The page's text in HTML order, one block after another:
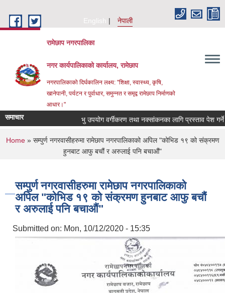
English
नेपाली
रामेछाप नगरपालिका
नगर कार्यपालिकाको कार्यालय, रामेछाप
नगरपालिकाको दिर्घकालिन लक्ष्य: "शिक्षा, स्वास्थ्य, कृषि,
खानेपानी, पर्यटन र पुर्वाधार, समुन्नत र समृद्व रामेछाप निर्माणको
आधार।"
समाचार भु उपयोग वर्गीकरण तथा नक्सांकनका लागि प्रस्ताव पेश गर्ने
You are here
Home» सम्पुर्ण नगरवासीहरुमा रामेछाप नगरपालिकाको अपिल "कोभिड १९ को संक्रमण
हुनबाट आफु बचौं र अरुलाई पनि बचाऔं"
सम्पुर्ण नगरवासीहरुमा रामेछाप नगरपालिकाको
अपिल "कोभिड १९ को संक्रमण हुनबाट आफु बचौं
र अरुलाई पनि बचाऔं"
Submitted on: Mon, 10/12/2020 - 15:35